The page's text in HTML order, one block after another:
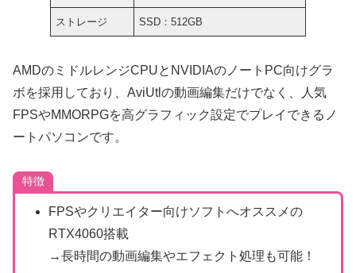
ストレージ SSD：512GB
AMDのミドルレンジCPUとNVIDIAのノートPC向けグラ
ボを採用しており、AviUtlの動画編集だけでなく、人気
FPSやMMORPGを高グラフィック設定でプレイできるノ
ートパソコンです。
特徴
FPSやクリエイター向けソフトへオススメの
RTX4060搭載
→長時間の動画編集やエフェクト処理も可能！